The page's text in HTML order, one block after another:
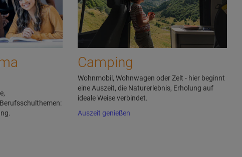
Camping
Wohnmobil, Wohnwagen oder Zelt - hier beginnt
eine Auszeit, die Naturerlebnis, Erholung auf
ideale Weise verbindet.
Auszeit genießen